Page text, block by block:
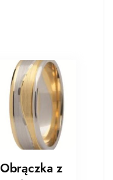
Obrączka z